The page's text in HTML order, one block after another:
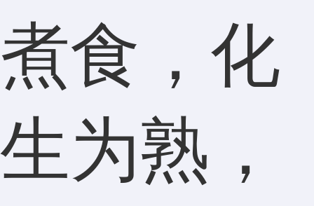
煮食，化
生为熟，